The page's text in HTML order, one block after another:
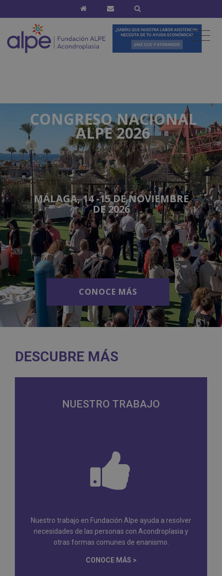
MÁLAGA, 14 -15 DE NOVIEMBRE
DE 2026
CONGRESO NACIONAL
ALPE 2026
CONOCE MÁS
CONOCE MÁS
DESCUBRE MÁS
NUESTRO TRABAJO
Nuestro trabajo en Fundación Alpe ayuda a resolver
necesidades de las personas con Acondroplasia y
otras formas comunes de enanismo.
CONOCE MÁS >